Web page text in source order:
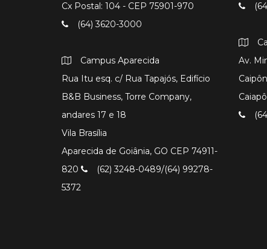
Cx Postal: 104 - CEP 75901-970
(64) 3620-3000
Campus Aparecida
Rua Itu esq. c/ Rua Tapajós, Edifício
B&B Business, Torre Company,
andares 17 e 18
Vila Brasília
Aparecida de Goiânia, GO CEP 74911-
820
(62) 3248-0489/(64) 99278-
5372
Av.